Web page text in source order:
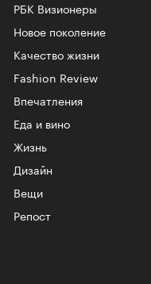
РБК Визионеры
Новое поколение
Качество жизни
Fashion Review
Впечатления
Еда и вино
Жизнь
Дизайн
Вещи
Репост